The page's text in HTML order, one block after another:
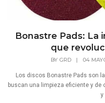
Bonastre Pads: La
que
BY GRD | 04
Los discos Bonastre Pads son
buscan una limpieza eficiente y
y